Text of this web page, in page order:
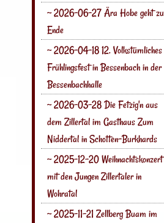
~ 2026-06-27 Ära Hobe geht zu
Ende
~ 2026-04-18 12. Volkstümliches
Frühlingsfest in Bessenbach in der
Bessenbachhalle
~ 2026-03-28 Die Fetzig'n aus
dem Zillertal im Gasthaus Zum
Niddertal in Schotten-Burkhards
~ 2025-12-20 Weihnachtskonzert
mit den Jungen Zillertaler in
Wohratal
~ 2025-11-21 Zellberg Buam im